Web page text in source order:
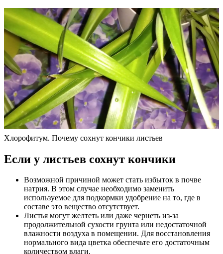
Хлорофитум. Почему сохнут кончики листьев
Если у листьев сохнут кончики
Возможной причиной может стать избыток в почве
натрия. В этом случае необходимо заменить
используемое для подкормки удобрение на то, где в
составе это вещество отсутствует.
Листья могут желтеть или даже чернеть из-за
продолжительной сухости грунта или недостаточной
влажности воздуха в помещении. Для восстановления
нормального вида цветка обеспечьте его достаточным
количеством влаги.